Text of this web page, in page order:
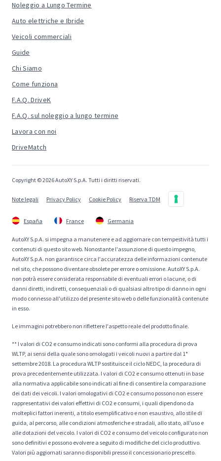
Noleggio a Lungo Termine
Auto elettriche e Ibride
Veicoli commerciali
Guide
Chi Siamo
Come funziona
F.A.Q. DriveK
F.A.Q. sul noleggio a lungo termine
Lavora con noi
DriveMatch
Copyright © 2026 AutoXY S.p.A. Tutti i diritti riservati.
Note legali Privacy Policy Cookie Policy Riserva TDM
España France Germania
AutoXY S.p.A. si impegna a manutenere e ad aggiornare con tempestività tutti i
contenuti di questo sito web. Nonostante l'assunzione di questo impegno,
AutoXY S.p.A. non garantisce circa l'accuratezza delle informazioni contenute
nel sito, che possono diventare obsolete per errore o omissione. AutoXY S.p.A.
non potrà essere considerata responsabile di eventuali errori o lacune, o di
danni diretti, indiretti, consequenziali o di qualsiasi altro tipo di danno in ogni
modo connesso all'utilizzo del presente sito web o delle funzionalità contenute
in esso.
Le immagini potrebbero non riflettere l'aspetto reale del prodotto finale.
** I valori di CO2 e consumo indicati sono conformi alla procedura di prova
WLTP, ai sensi della quale sono omologati i veicoli nuovi a partire dal 1°
settembre 2018. La procedura WLTP sostituisce il ciclo NEDC, la procedura di
prova precedentemente utilizzata. I valori di CO2 e consumo ottenuti in base
alla normativa applicabile sono indicati al fine di consentire la comparazione
dei dati dei veicoli. I valori omologativi di CO2 e consumo possono non essere
rappresentativi dei valori effettivi di CO2 e consumi, i quali dipendono da
molteplici fattori inerenti, a titolo esemplificativo e non esaustivo, allo stile di
guida, al percorso, alle condizioni atmosferiche e stradali, allo stato, all'uso e
alle dotazioni del veicolo. I valori di CO2 e consumo del veicolo configurato non
sono definitivi e possono evolvere a seguito di modifiche del ciclo produttivo.
Valori più aggiornati saranno disponibili presso il concessionario prescelto.